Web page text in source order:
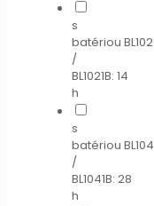
s
batériou
/
BL1021B: 14
h
s
batériou
/
BL1041B: 28
h